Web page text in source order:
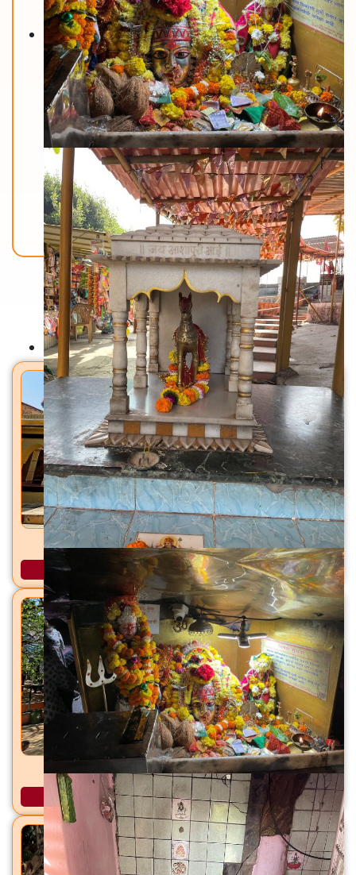
Back To Home
मंदिरे
शंकराचार्य मंदिर निर्मळ, ता. वसई, जि. पालघर
अधिक माहिती
तुंगारेश्वर मंदिर सातिवली, ता. वसई, जि. पालघर
अधिक माहिती